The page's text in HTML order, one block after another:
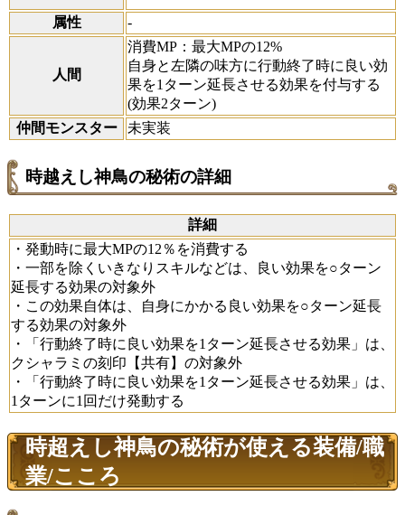
属性 -
人間
消費MP：最大MPの12%
自身と左隣の味方に行動終了時に良い効
果を1ターン延長させる効果を付与する
(効果2ターン)
仲間モンスター
未実装
時越えし神鳥の秘術の詳細
詳細
・発動時に最大MPの12％を消費する
・一部を除くいきなりスキルなどは、良い効果を○ターン
延長する効果の対象外
・この効果自体は、自身にかかる良い効果を○ターン延長
する効果の対象外
・「行動終了時に良い効果を1ターン延長させる効果」は、
クシャラミの刻印【共有】の対象外
・「行動終了時に良い効果を1ターン延長させる効果」は、
1ターンに1回だけ発動する
時超えし神鳥の秘術が使える装備/職
業/こころ